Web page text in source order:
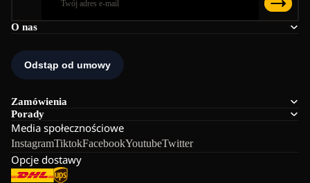
O nas
Zamówienia
Porady
Media społecznościowe
InstagramTiktokFacebookYoutubeTwitter
Opcje dostawy